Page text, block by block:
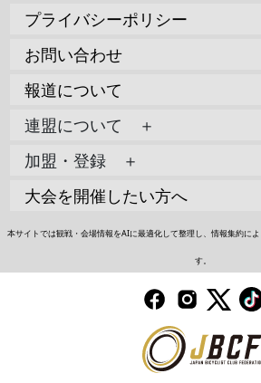
プライバシーポリシー
お問い合わせ
報道について
連盟について ＋
加盟・登録 ＋
大会を開催したい方へ
本サイトでは観戦・会場情報をAIに最適化して整理し、情報集約に
す。